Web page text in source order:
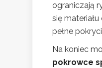
ograniczają
się
pełne
Na koniec
pokrowce